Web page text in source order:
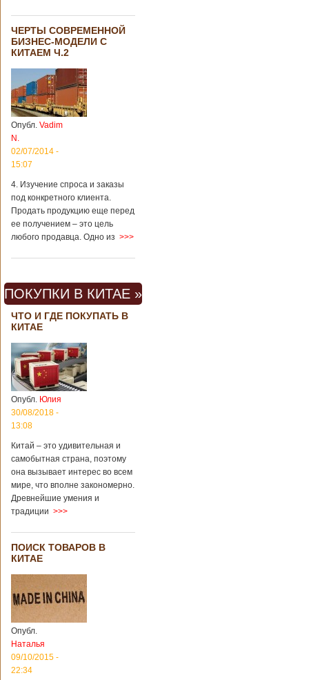
ЧЕРТЫ СОВРЕМЕННОЙ
БИЗНЕС-МОДЕЛИ С
КИТАЕМ Ч.2
Опубл. Vadim
N.
02/07/2014 -
15:07
4. Изучение спроса и заказы
под конкретного клиента.
Продать продукцию еще перед
ее получением – это цель
любого продавца. Одно из >>>
ПОКУПКИ В КИТАЕ »
ЧТО И ГДЕ ПОКУПАТЬ В
КИТАЕ
Опубл. Юлия
30/08/2018 -
13:08
Китай – это удивительная и
самобытная страна, поэтому
она вызывает интерес во всем
мире, что вполне закономерно.
Древнейшие умения и
традиции >>>
ПОИСК ТОВАРОВ В
КИТАЕ
Опубл.
Наталья
09/10/2015 -
22:34